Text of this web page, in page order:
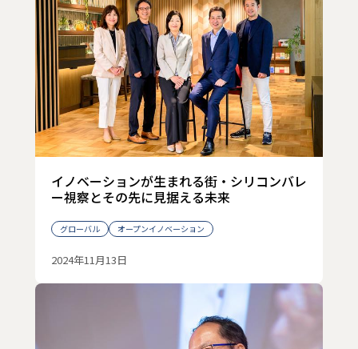
イノベーションが生まれる街・シリコンバレ
ー視察とその先に見据える未来
グローバル オープンイノベーション
2024年11月13日